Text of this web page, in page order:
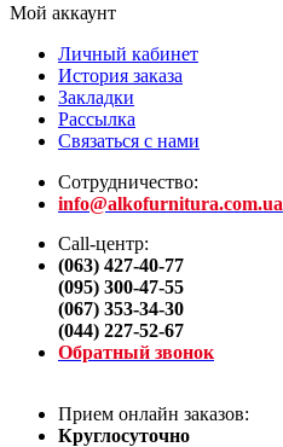
Мой аккаунт
Личный кабинет
История заказа
Закладки
Рассылка
Связаться с нами
Сотрудничество:
info@alkofurnitura.com.ua
Call-центр:
(063) 427-40-77
(095) 300-47-55
(067) 353-34-30
(044) 227-52-67
Обратный звонок
Прием онлайн заказов:
Круглосуточно